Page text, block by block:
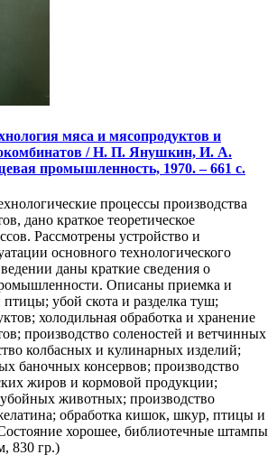
мяса и мясопродуктов и
/ Н. П. Янушкин, И. А.
промышленность, 1970. – 661 с.
процессы производства
дано краткое теоретическое
Рассмотрены устройство и
основного технологического
даны краткие сведения о
Описаны приемка и
птицы; убой скота и разделка туш;
холодильная обработка и хранение
производство соленостей и ветчинных
колбасных и кулинарных изделий;
баночных консервов; производство
жиров и кормовой продукции;
животных; производство
обработка кишок, шкур, птицы и
хорошее, библиотечные штампы
830 гр.)